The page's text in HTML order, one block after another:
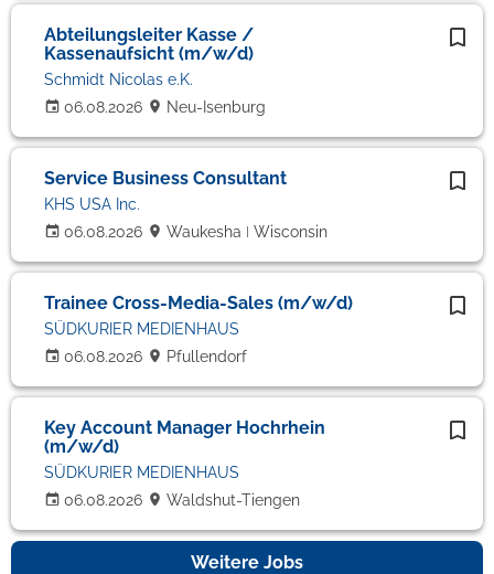
Abteilungsleiter Kasse /
Kassenaufsicht (m/w/d)
06.08.2026
Schmidt Nicolas e.K.
Neu-Isenburg
Service Business Consultant
06.08.2026
KHS USA Inc.
Waukesha ǀ Wisconsin
Trainee Cross-Media-Sales (m/w/d)
06.08.2026
SÜDKURIER MEDIENHAUS
Pfullendorf
Key Account Manager Hochrhein
(m/w/d)
06.08.2026
SÜDKURIER MEDIENHAUS
Waldshut-Tiengen
Weitere Jobs